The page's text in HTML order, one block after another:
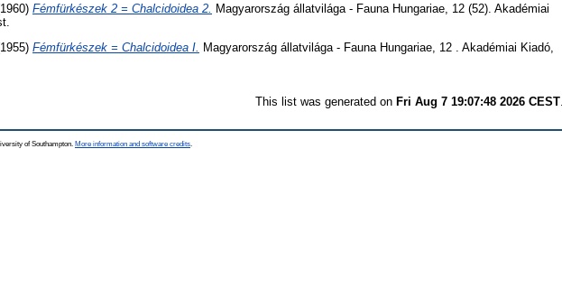
Fémfürkészek 2 = Chalcidoidea 2.
Magyarország állatvilága - Fauna Hungariae, 12 (52). Akadémiai
Fémfürkészek = Chalcidoidea I.
Magyarország állatvilága - Fauna Hungariae, 12 . Akadémiai Kiadó,
This list was generated on Fri Aug 7 19:07:48 2026 CEST
of Southampton. More information and software credits